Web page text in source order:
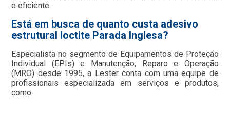
e eficiente.
Está em busca de quanto custa adesivo
estrutural loctite Parada Inglesa?
Especialista no segmento de Equipamentos de Proteção
Individual (EPIs) e Manutenção, Reparo e Operação
(MRO) desde 1995, a Lester conta com uma equipe de
profissionais especializada em serviços e produtos,
como: